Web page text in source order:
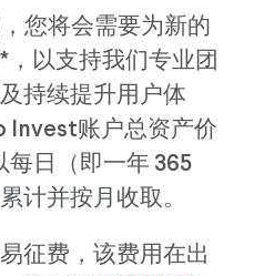
，您将会需要为新的
以支持我们专业团
持续提升用户体
Invest账户总资产价
每日（即一年 365
计并按月收取。
征费，该费用在出